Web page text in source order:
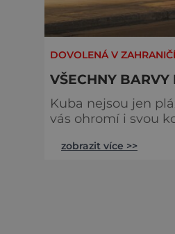
DOVOLENÁ V ZAHRANIČÍ
VŠECHNY BARVY
Kuba nejsou jen
vás ohromí i svou
národními parky,
zobrazit více >>